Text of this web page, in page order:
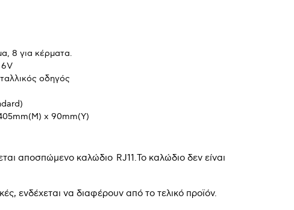
8 για κέρματα.
6V
οδηγός
x 90mm(Υ)
αποσπώμενο καλώδιο RJ11.Το καλώδιο δεν είναι
ενδέχεται να διαφέρουν από το τελικό προϊόν.